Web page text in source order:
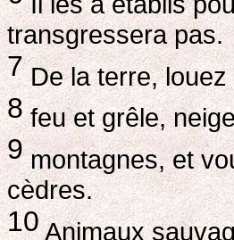
transgressera pas.
7De la terre, louez
8feu et grêle,
9montagnes, et
cèdres.
10Animaux